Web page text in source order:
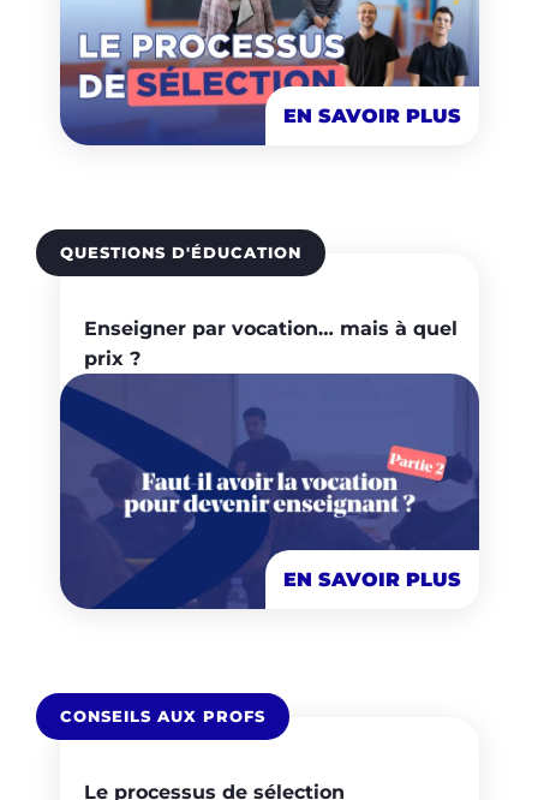
EN SAVOIR PLUS
QUESTIONS D'ÉDUCATION
Enseigner par vocation… mais à quel
prix ?
EN SAVOIR PLUS
CONSEILS AUX PROFS
Le processus de sélection